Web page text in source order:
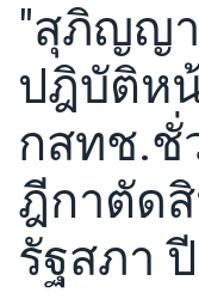
"สุภิญญา
ปฎิบัติห
กสทช.ชั่
ฎีกาตัด
รัฐสภา